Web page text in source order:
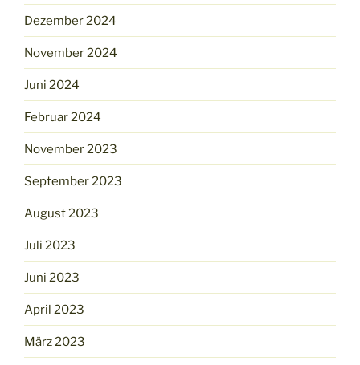
Dezember 2024
November 2024
Juni 2024
Februar 2024
November 2023
September 2023
August 2023
Juli 2023
Juni 2023
April 2023
März 2023